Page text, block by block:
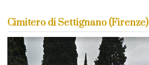
Cimitero di Settignano (Firenze)